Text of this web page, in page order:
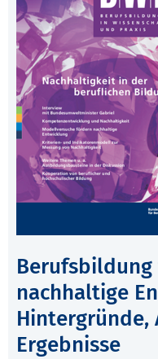
nachhaltige
Ergebnisse